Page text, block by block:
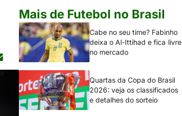
Mais de Futebol no Brasil
Cabe no seu time? Fabinho
deixa o Al-Ittihad e fica livre
no mercado
Quartas da Copa do Brasil
2026: veja os classificados
e detalhes do sorteio